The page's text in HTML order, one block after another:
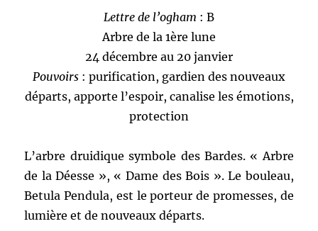
Lettre de l’ogham : B
Arbre de la 1ère lune
24 décembre au 20 janvier
Pouvoirs : purification, gardien des nouveaux
départs, apporte l’espoir, canalise les émotions,
protection
L’arbre druidique symbole des Bardes. « Arbre
de la Déesse », « Dame des Bois ». Le bouleau,
Betula Pendula, est le porteur de promesses, de
lumière et de nouveaux départs.